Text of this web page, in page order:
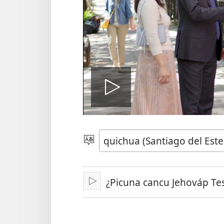
Vidiút
Ckallút
ajllayta
Reproducir
¿Picuna cancu Jehováp